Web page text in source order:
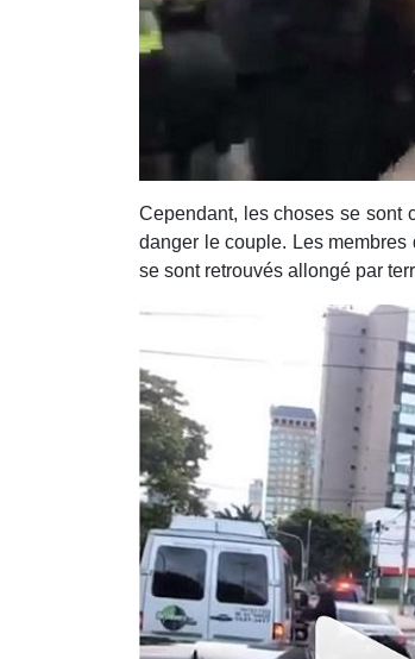
Cependant, les choses se sont
danger le couple. Les
se sont retrouvés allongé par